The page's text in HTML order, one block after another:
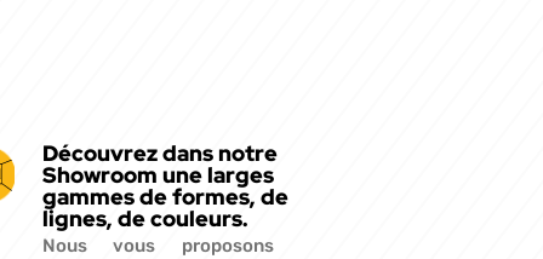
Découvrez dans notre
Showroom une larges
gammes de formes, de
lignes, de couleurs.
Nous vous proposons